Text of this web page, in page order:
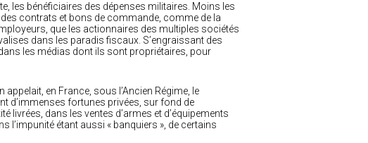
les bénéficiaires des dépenses militaires. Moins les
contrats et bons de commande, comme de la
que les actionnaires des multiples sociétés
dans les paradis fiscaux. S’engraissant des
les médias dont ils sont propriétaires, pour
en France, sous l’Ancien Régime, le
d’immenses fortunes privées, sur fond de
livrées, dans les ventes d’armes et d’équipements
l’impunité étant aussi « banquiers », de certains